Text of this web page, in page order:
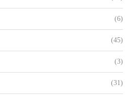
(6)
(45)
(3)
(31)